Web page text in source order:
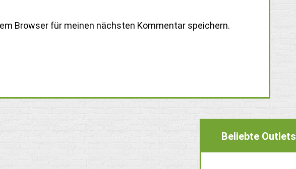
Browser für meinen nächsten Kommentar speichern.
Beliebte Outlets